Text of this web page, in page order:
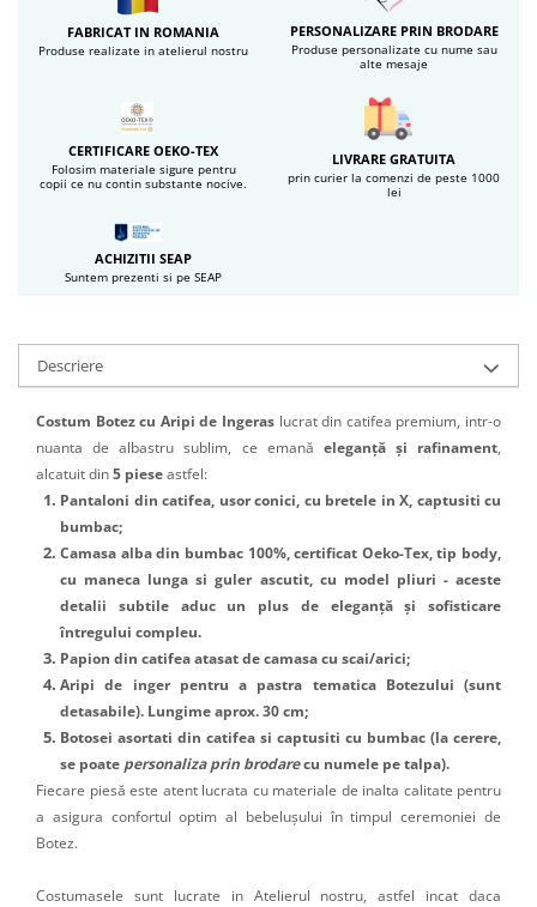
FABRICAT IN ROMANIA
Produse realizate in atelierul nostru
PERSONALIZARE PRIN BRODARE
Produse personalizate cu nume sau
alte mesaje
CERTIFICARE OEKO-TEX
Folosim materiale sigure pentru
copii ce nu contin substante nocive.
LIVRARE GRATUITA
prin curier la comenzi de peste 1000
lei
ACHIZITII SEAP
Suntem prezenti si pe SEAP
Descriere
Costum Botez cu Aripi de Ingeras lucrat din catifea premium, intr-o
nuanta de albastru sublim, ce emană eleganță și rafinament,
alcatuit din5 pieseastfel:
Pantaloni din catifea, usor conici, cu bretele in X, captusiti cu
bumbac;
Camasa alba din bumbac 100%, certificat Oeko-Tex, tip body,
cu maneca lunga si guler ascutit, cu model pliuri - aceste
detalii subtile aduc un plus de eleganță și sofisticare
întregului compleu.
Papion din catifea atasat de camasa cu scai/arici;
Aripi de inger pentru a pastra tematica Botezului (sunt
detasabile). Lungime aprox. 30 cm;
Botosei asortati din catifea si captusiti cu bumbac (la cerere,
se poate personaliza prin brodarecu numele pe talpa).
Fiecare piesă este atent lucrata cu materiale de inalta calitate pentru
a asigura confortul optim al bebelușului în timpul ceremoniei de
Botez.
Costumasele sunt lucrate in Atelierul nostru, astfel incat daca